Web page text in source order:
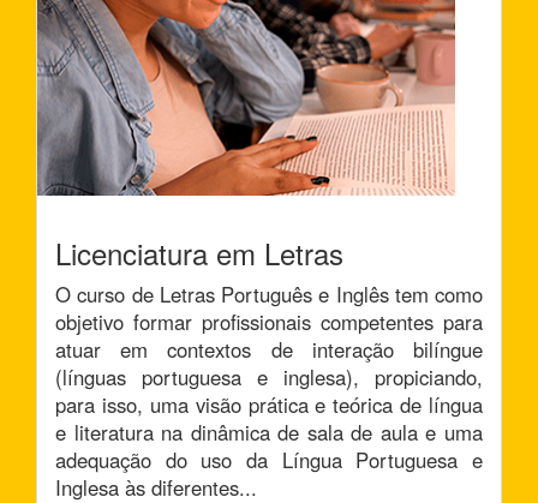
Licenciatura em Letras
O curso de Letras Português e Inglês tem como
objetivo formar profissionais competentes para
atuar em contextos de interação bilíngue
(línguas portuguesa e inglesa), propiciando,
para isso, uma visão prática e teórica de língua
e literatura na dinâmica de sala de aula e uma
adequação do uso da Língua Portuguesa e
Inglesa às diferentes...